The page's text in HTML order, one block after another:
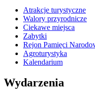
Atrakcje turystyczne
Walory przyrodnicze
Ciekawe miejsca
Zabytki
Rejon Pamięci
Agroturystyka
Kalendarium
Wydarzenia